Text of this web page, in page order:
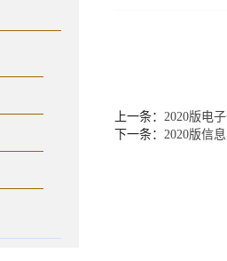
上一条： 2020版电
下一条： 2020版信